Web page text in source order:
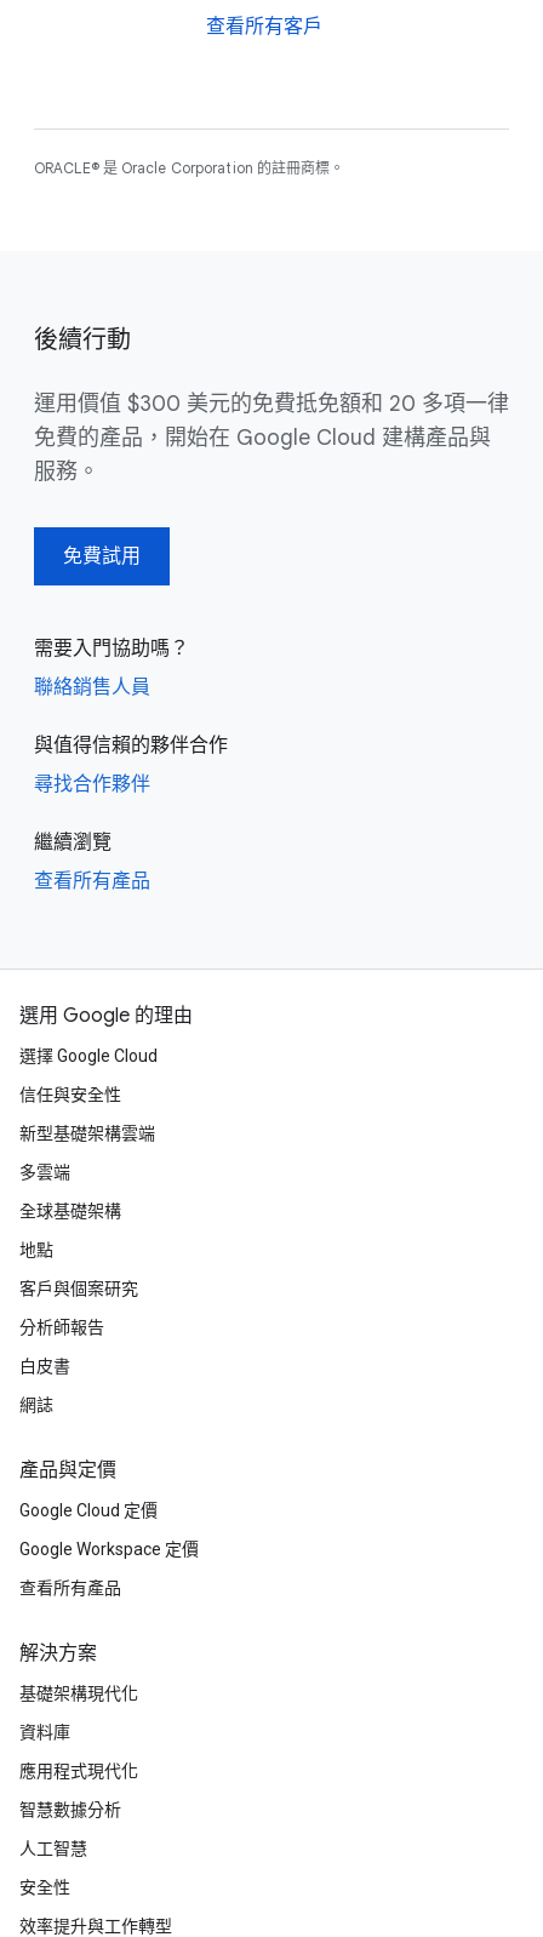
查看所有客戶
ORACLE® 是 Oracle Corporation 的註冊商標。
後續行動
運用價值 $300 美元的免費抵免額和 20 多項一律
免費的產品，開始在 Google Cloud 建構產品與
服務。
免費試用
需要入門協助嗎？
聯絡銷售人員
與值得信賴的夥伴合作
尋找合作夥伴
繼續瀏覽
查看所有產品
選用 Google 的理由
選擇 Google Cloud
信任與安全性
新型基礎架構雲端
多雲端
全球基礎架構
地點
客戶與個案研究
分析師報告
白皮書
網誌
產品與定價
Google Cloud 定價
Google Workspace 定價
查看所有產品
解決方案
基礎架構現代化
資料庫
應用程式現代化
智慧數據分析
人工智慧
安全性
效率提升與工作轉型